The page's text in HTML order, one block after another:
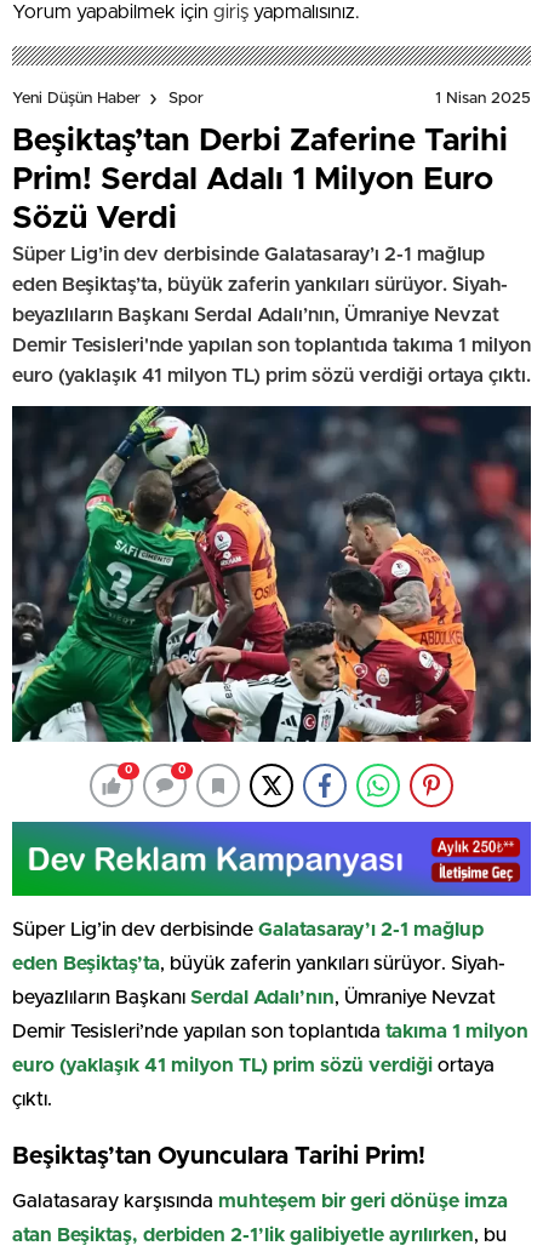
Yorum yapabilmek için giriş yapmalısınız.
Yeni Düşün Haber Spor 1 Nisan 2025
Beşiktaş’tan Derbi Zaferine Tarihi
Prim! Serdal Adalı 1 Milyon Euro
Sözü Verdi
Süper Lig’in dev derbisinde Galatasaray’ı 2-1 mağlup
eden Beşiktaş’ta, büyük zaferin yankıları sürüyor. Siyah-
beyazlıların Başkanı Serdal Adalı’nın, Ümraniye Nevzat
Demir Tesisleri'nde yapılan son toplantıda takıma 1 milyon
euro (yaklaşık 41 milyon TL) prim sözü verdiği ortaya çıktı.
0 0
Süper Lig’in dev derbisinde Galatasaray’ı 2-1 mağlup
eden Beşiktaş’ta, büyük zaferin yankıları sürüyor. Siyah-
beyazlıların Başkanı Serdal Adalı’nın, Ümraniye Nevzat
Demir Tesisleri’nde yapılan son toplantıda takıma 1 milyon
euro (yaklaşık 41 milyon TL) prim sözü verdiği ortaya
çıktı.
Beşiktaş’tan Oyunculara Tarihi Prim!
Galatasaray karşısında muhteşem bir geri dönüşe imza
atan Beşiktaş, derbiden 2-1’lik galibiyetle ayrılırken, bu